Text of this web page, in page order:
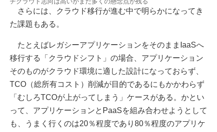
さらには、クラウド移行が進む中で明らかになってき
た課題もある。
たとえばレガシーアプリケーションをそのままIaaSへ
移行する「クラウドシフト」の場合、アプリケーション
そのものがクラウド環境に適した設計になっておらず、
TCO（総所有コスト）削減が目的であるにもかかわらず
「むしろTCOが上がってしまう」ケースがある。かとい
って、アプリケーションとPaaSを組み合わせようとして
も、うまく行くのは20％程度であり80％程度のアプリケ